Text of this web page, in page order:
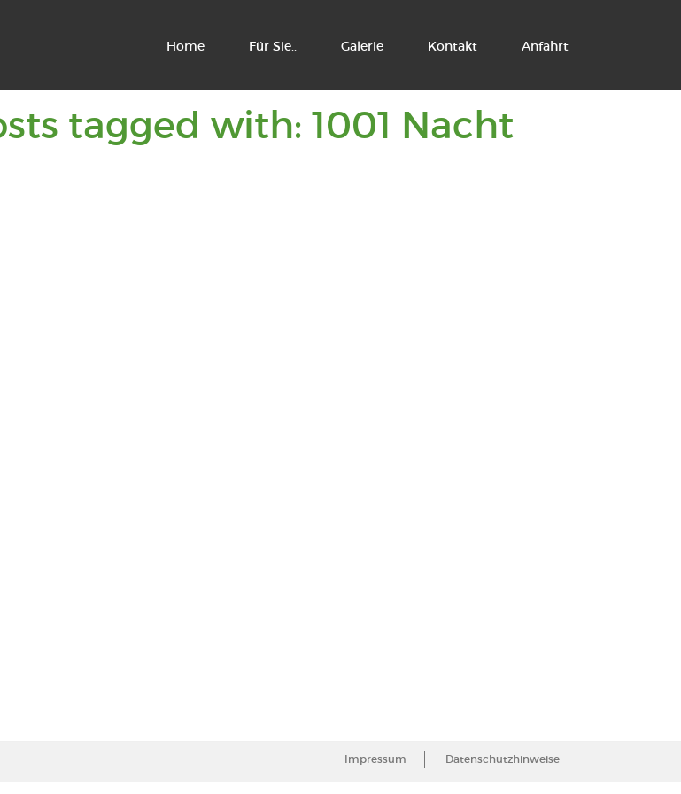
Home Für Sie.. Galerie Kontakt Anfahrt
tagged with: 1001 Nacht
Impressum Datenschutzhinweise